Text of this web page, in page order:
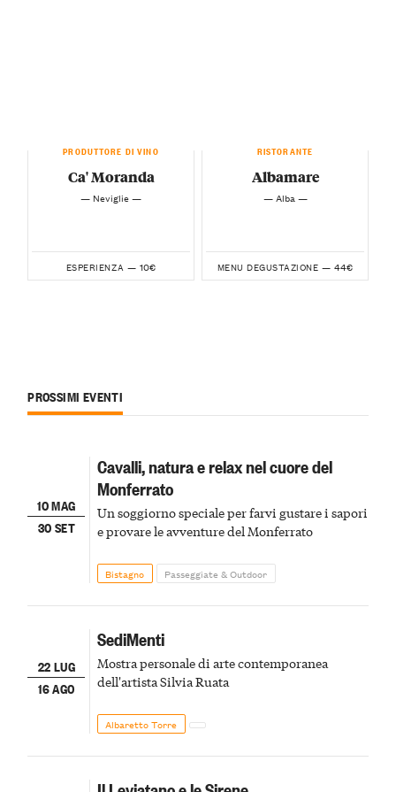
PRODUTTORE DI VINO
Ca' Moranda
— Neviglie —
ESPERIENZA — 10€
RISTORANTE
Albamare
— Alba —
MENU DEGUSTAZIONE — 44€
PROSSIMI EVENTI
10 MAG
30 SET
Cavalli, natura e relax nel cuore del
Monferrato
Un soggiorno speciale per farvi gustare i sapori
e provare le avventure del Monferrato
Bistagno Passeggiate & Outdoor
22 LUG
16 AGO
SediMenti
Mostra personale di arte contemporanea
dell'artista Silvia Ruata
Albaretto Torre